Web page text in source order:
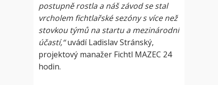
postupně rostla a náš závod se stal
vrcholem fichtlařské sezóny s více než
stovkou týmů na startu a mezinárodní
účastí,“uvádí Ladislav Stránský,
projektový manažer Fichtl MAZEC 24
hodin.